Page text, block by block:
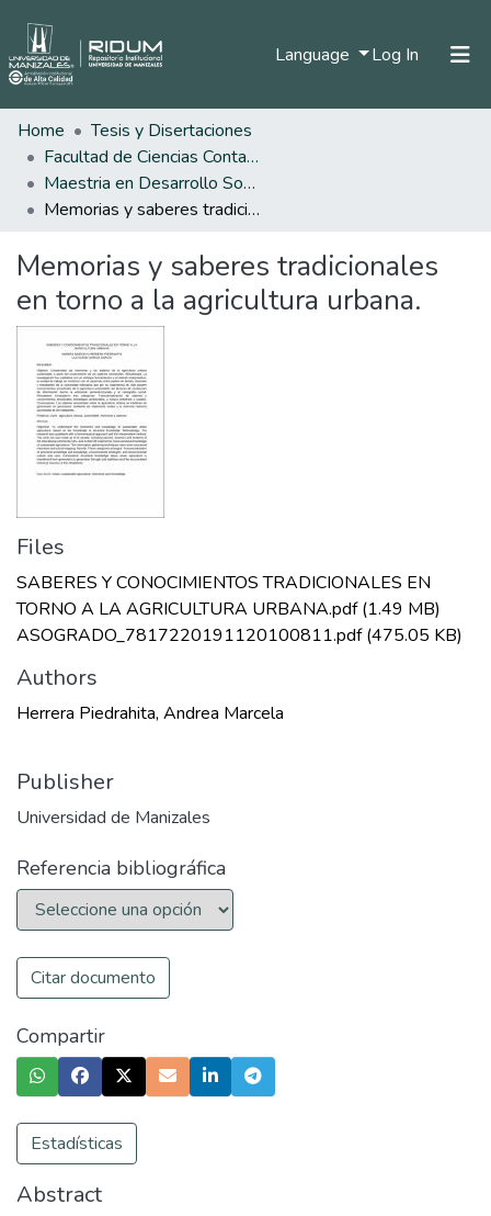
Language Log In (current)
Statistics
Home
Tesis y Disertaciones
Facultad de Ciencias Contables Económicas y Administrativas
Maestria en Desarrollo Sostenible y Medio Ambiente
Memorias y saberes tradicionales en torno a la agricultura urbana.
Memorias y saberes tradicionales
en torno a la agricultura urbana.
Files
SABERES Y CONOCIMIENTOS TRADICIONALES EN
TORNO A LA AGRICULTURA URBANA.pdf(1.49 MB)
ASOGRADO_7817220191120100811.pdf(475.05 KB)
Authors
Herrera Piedrahita, Andrea Marcela
Publisher
Universidad de Manizales
Referencia bibliográfica
Citar documento
Compartir
Estadísticas
Abstract